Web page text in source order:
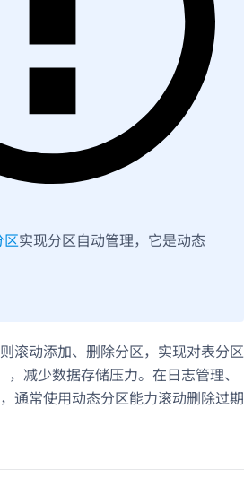
区实现分区自动管理，它是动态
滚动添加、删除分区，实现对表分区
，减少数据存储压力。在日志管理、
通常使用动态分区能力滚动删除过期